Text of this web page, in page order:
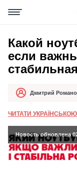
Какой
если
АвторДмитрий
Дата публикации
ЧИТАТИ УКРАЇНСЬКОЮ
Новость обновлена